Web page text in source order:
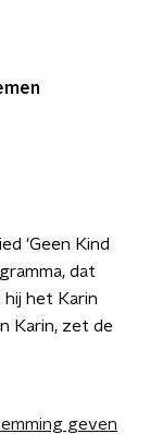
'Geen Kind
dat
het Karin
Karin, zet de
geven